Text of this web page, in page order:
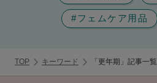
#フェムケア用品
TOP キーワード 「更年期」記事一覧